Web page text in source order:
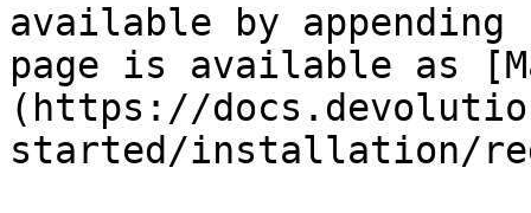
available by
page is available as
(https://
started/installation/